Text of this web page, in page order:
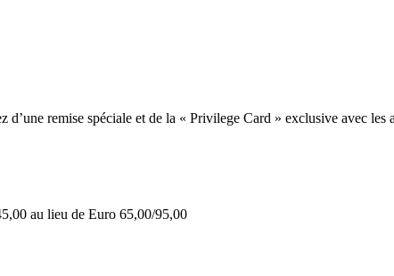
remise spéciale et de la « Privilege Card » exclusive avec les
au lieu de Euro 65,00/95,00